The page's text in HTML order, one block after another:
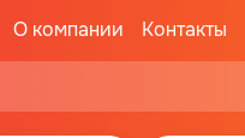
О компании Контакты